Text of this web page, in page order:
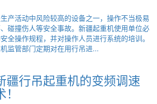
产活动中风险较高的设备之一，操作不当极易
碰撞伤人等安全事故。新疆起重机使用单位必
全操作规程，并对操作人员进行系统的培训。
监管部门定期对在用行吊进...
疆行吊起重机的变频调速